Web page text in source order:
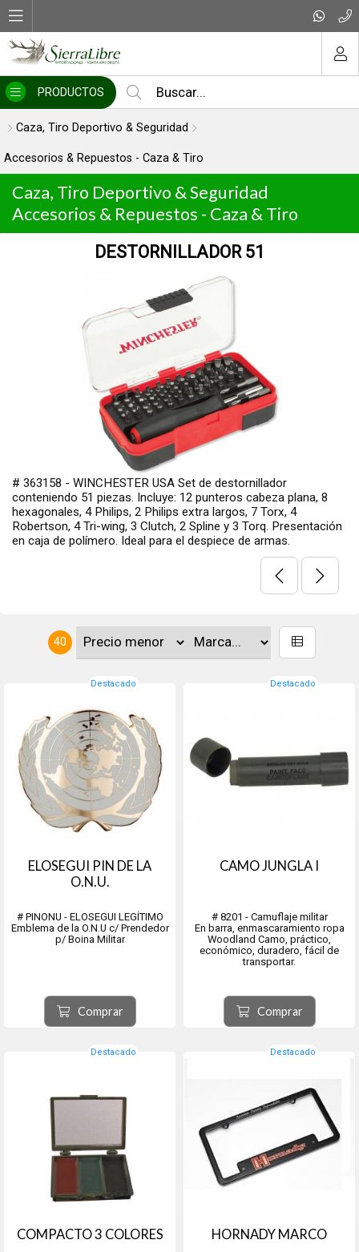
PRODUCTOS
Caza, Tiro Deportivo & Seguridad
Accesorios & Repuestos - Caza & Tiro
Caza, Tiro Deportivo & Seguridad
Accesorios & Repuestos - Caza & Tiro
CIERVOS
# 0748 - Black Widow Deer Lures Atrayente para caza u
observación de ciervos Axis, chital o ciervo moteado
), Gamo común o europeo (Dama dama, a veces llamado
Cervus dama), Ciervo Rojo (Cervus elaphus), también
ciervo europeo, ciervo común, ciervo colorado. Mmodelo
40
Destacado
ELOSEGUI PIN DE LA
O.N.U.
# PINONU - ELOSEGUI LEGÍTIMO
Emblema de la O.N.U c/ Prendedor
p/ Boina Militar
Comprar
Destacado
CAMO JUNGLA I
# 8201 - Camuflaje militar
En barra, enmascaramiento ropa
Woodland Camo, práctico,
económico, duradero, fácil de
transportar.
Comprar
Destacado
COMPACTO 3 COLORES
Destacado
HORNADY MARCO